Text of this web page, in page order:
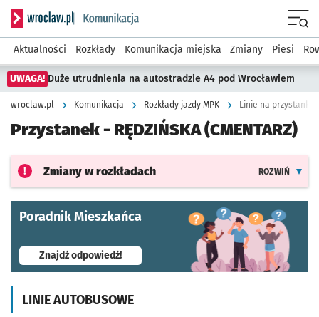
Serwis informacyjny wroclaw.pl podserwis: Komunikacja
Aktualności Rozkłady Komunikacja miejska Zmiany Piesi
UWAGA! Duże utrudnienia na autostradzie A4 pod Wrocławiem
wroclaw.pl Komunikacja Rozkłady jazdy MPK Linie na przystanku
Przystanek - RĘDZIŃSKA (CMENTARZ)
Zmiany w rozkładach ROZWIŃ
Poradnik Mieszkańca
Znajdź odpowiedź!- otworzy się w nowej karcie
LINIE AUTOBUSOWE